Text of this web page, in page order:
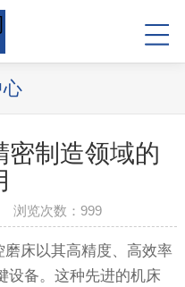
心
密制造领域的
浏览次数： 999
床以其高精度、高效率
设备。这种先进的机床